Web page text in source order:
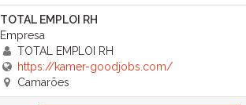
TOTAL EMPLOI RH
Empresa
TOTAL EMPLOI RH
https://kamer-goodjobs.com/
Camarões